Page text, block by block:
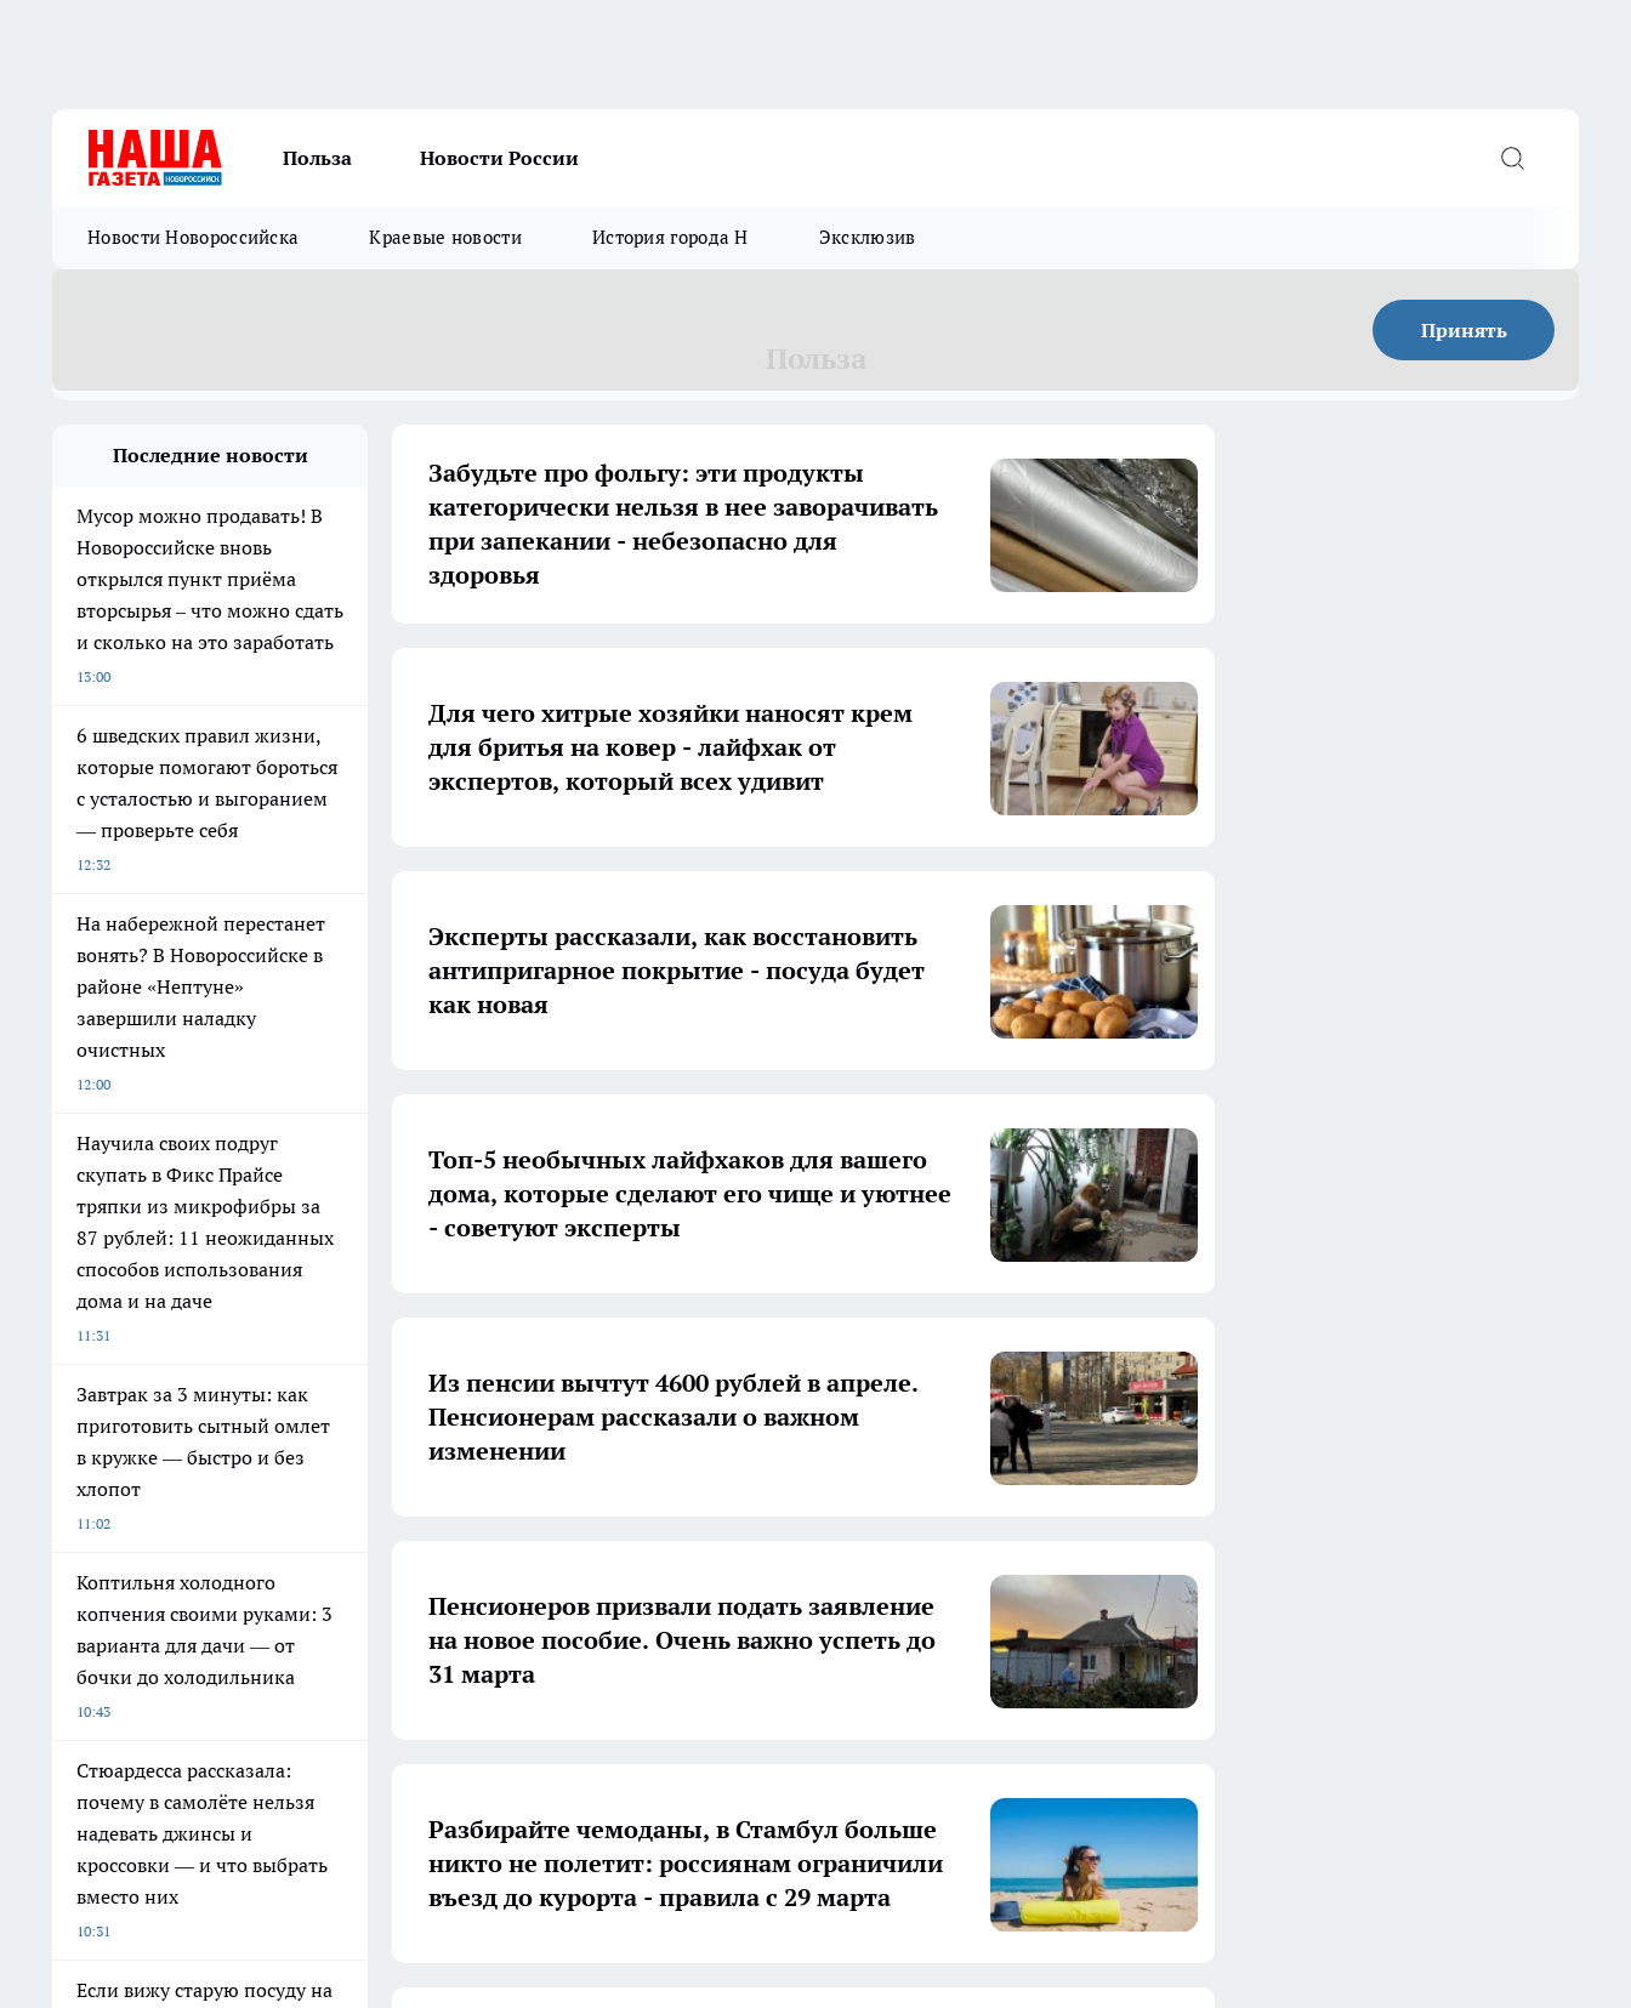
Польза Новости России
Новости Новороссийска Краевые новости История города Н Эксклюзив
Принять
Последние новости
Мусор можно продавать! В
Новороссийске вновь
открылся пункт приёма
вторсырья – что можно сдать
и сколько на это заработать
13:00
6 шведских правил жизни,
которые помогают бороться
с усталостью и выгоранием
— проверьте себя
12:32
На набережной перестанет
вонять? В Новороссийске в
районе «Нептуне»
завершили наладку
очистных
12:00
Научила своих подруг
скупать в Фикс Прайсе
тряпки из микрофибры за
87 рублей: 11 неожиданных
способов использования
дома и на даче
11:31
Завтрак за 3 минуты: как
приготовить сытный омлет
в кружке — быстро и без
хлопот
11:02
Коптильня холодного
копчения своими руками: 3
варианта для дачи — от
бочки до холодильника
10:43
Стюардесса рассказала:
почему в самолёте нельзя
надевать джинсы и
кроссовки — и что выбрать
вместо них
10:31
Если вижу старую посуду на
Забудьте про фольгу: эти продукты
категорически нельзя в нее заворачивать
при запекании - небезопасно для
здоровья
Для чего хитрые хозяйки наносят крем
для бритья на ковер - лайфхак от
экспертов, который всех удивит
Эксперты рассказали, как восстановить
антипригарное покрытие - посуда будет
как новая
Топ-5 необычных лайфхаков для вашего
дома, которые сделают его чище и уютнее
- советуют эксперты
Из пенсии вычтут 4600 рублей в апреле.
Пенсионерам рассказали о важном
изменении
Пенсионеров призвали подать заявление
на новое пособие. Очень важно успеть до
31 марта
Разбирайте чемоданы, в Стамбул больше
никто не полетит: россиянам ограничили
въезд до курорта - правила с 29 марта